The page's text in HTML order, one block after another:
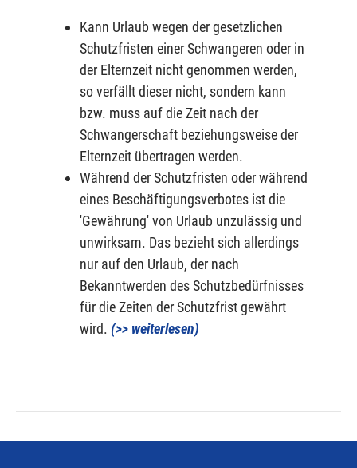
Kann Urlaub wegen der gesetzlichen
Schutzfristen einer Schwangeren oder in
der Elternzeit nicht genommen werden,
so verfällt dieser nicht, sondern kann
bzw. muss auf die Zeit nach der
Schwangerschaft beziehungs­weise der
Elternzeit übertragen werden.
Während der Schutzfristen oder während
eines Beschäftigungsverbotes ist die
'Gewährung' von Urlaub unzulässig und
unwirksam. Das bezieht sich allerdings
nur auf den Urlaub, der nach
Bekanntwerden des Schutzbedürfnisses
für die Zeiten der Schutzfrist gewährt
wird. (>> weiterlesen)